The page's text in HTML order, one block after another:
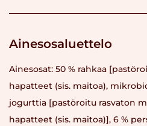
Ainesosaluettelo
Ainesosat: 50 % rahkaa
hapatteet (sis. maitoa),
jogurttia [pastöroitu rasvaton
hapatteet (sis. maitoa)], 6 %